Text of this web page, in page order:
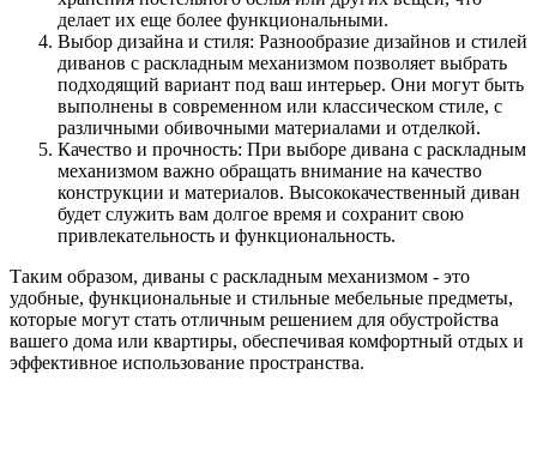
делает их еще более функциональными.
Выбор дизайна и стиля: Разнообразие дизайнов и стилей
диванов с раскладным механизмом позволяет выбрать
подходящий вариант под ваш интерьер. Они могут быть
выполнены в современном или классическом стиле, с
различными обивочными материалами и отделкой.
Качество и прочность: При выборе дивана с раскладным
механизмом важно обращать внимание на качество
конструкции и материалов. Высококачественный диван
будет служить вам долгое время и сохранит свою
привлекательность и функциональность.
Таким образом, диваны с раскладным механизмом - это
удобные, функциональные и стильные мебельные предметы,
которые могут стать отличным решением для обустройства
вашего дома или квартиры, обеспечивая комфортный отдых и
эффективное использование пространства.